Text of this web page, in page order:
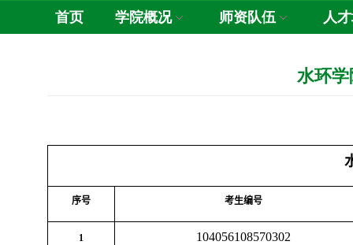
首页 学院概况 师资队伍 人
水环学
序号 考生编号
1 104056108570302